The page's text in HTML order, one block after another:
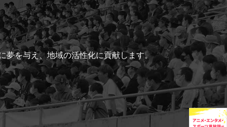
夢を与え、地域の活性化に貢献します。